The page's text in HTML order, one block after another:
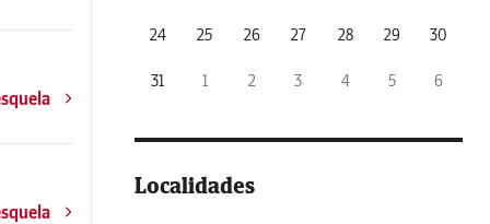
24 25 26 27 28 29 30
31 1 2 3 4 5 6
Localidades